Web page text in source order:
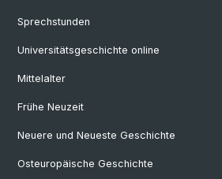
Sprechstunden
Universitätsgeschichte online
Mittelalter
Frühe Neuzeit
Neuere und Neueste Geschichte
Osteuropäische Geschichte